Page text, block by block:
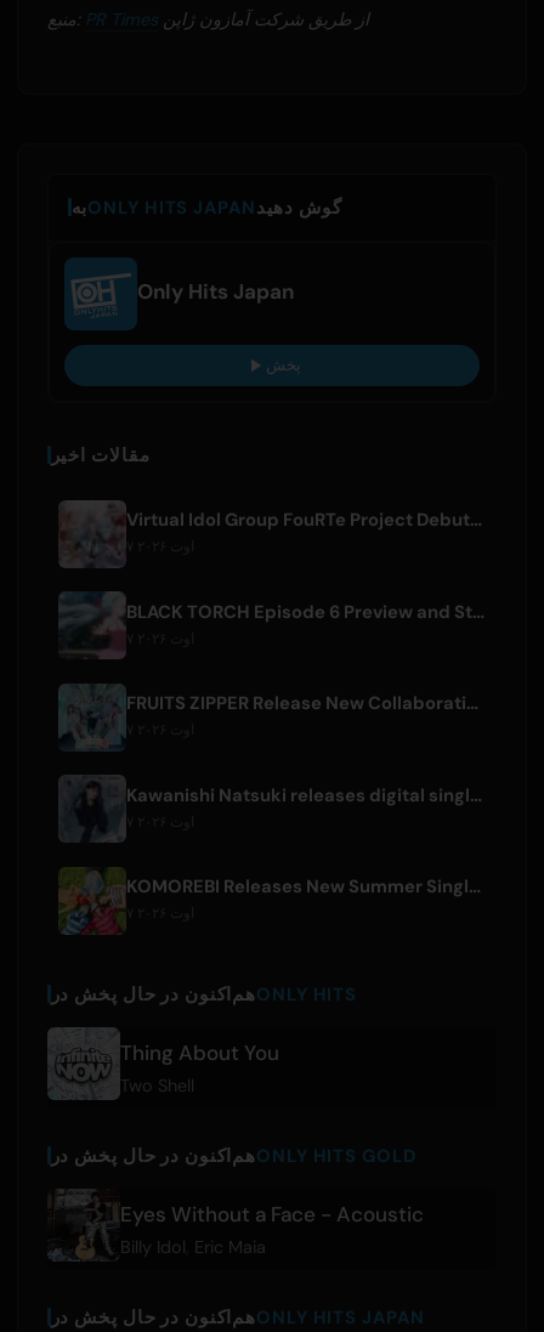
منبع: PR Times از طریق شرکت آمازون ژاپن
بهONLY HITS JAPANگوش دهید
Only Hits Japan
پخش
مقالات اخیر
Virtual Idol Group FouRTe Project Debuts with 'ALL IN' Album Produced by m-flo's ☆Taku Takahashi
BLACK TORCH Episode 6 Preview and Streaming Details
FRUITS ZIPPER Release New Collaboration Song '1,2,3,FOOOOUR'
Kawanishi Natsuki releases digital single 'Sayonara wa Ichiban Kirei na Atashi de'
KOMOREBI Releases New Summer Single 'Letsu Natsu'
هم‌اکنون در حال پخش درONLY HITS
Thing About You
Two Shell
هم‌اکنون در حال پخش درONLY HITS GOLD
Eyes Without a Face - Acoustic
Billy Idol Eric Maia
هم‌اکنون در حال پخش درONLY HITS JAPAN